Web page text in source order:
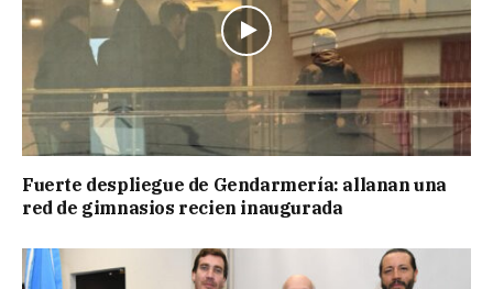
Fuerte despliegue de Gendarmería: allanan una
red de gimnasios recien inaugurada